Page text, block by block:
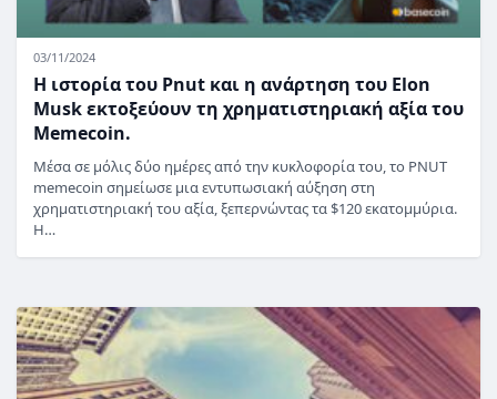
03/11/2024
Η ιστορία του Pnut και η ανάρτηση του Elon
Musk εκτοξεύουν τη χρηματιστηριακή αξία του
Memecoin.
Μέσα σε μόλις δύο ημέρες από την κυκλοφορία του, το PNUT
memecoin σημείωσε μια εντυπωσιακή αύξηση στη
χρηματιστηριακή του αξία, ξεπερνώντας τα $120 εκατομμύρια.
Η…